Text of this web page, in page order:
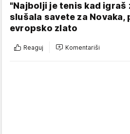
"Najbolji je tenis kad igraš
slušala savete za Novaka,
evropsko zlato
Reaguj Komentariši